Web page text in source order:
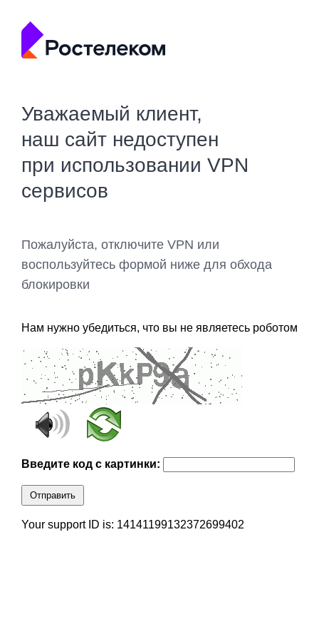
Уважаемый клиент,
наш сайт недоступен
при использовании VPN
сервисов
Пожалуйста, отключите VPN или
воспользуйтесь формой ниже для обхода
блокировки
Нам нужно убедиться, что вы не являетесь роботом
Введите код с картинки:
Отправить
Your support ID is: 14141199132372699402